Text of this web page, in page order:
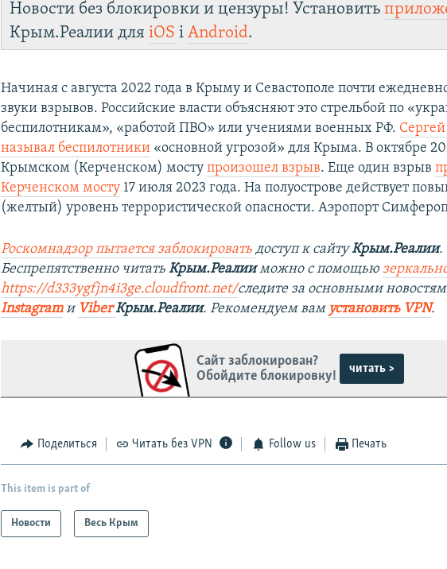
Новости без блокировки и цензуры! Установить
Крым.Реалии дляiOS іAndroid.
Начиная с августа 2022 года в Крыму и Севастополе почти
звуки взрывов. Российские власти объясняют это стрельбой по
беспилотникам», «работой ПВО» или учениями военных РФ.
называл беспилотники «основной угрозой» для Крыма. В октябре
Крымском (Керченском) моступроизошел взрыв. Еще один взрыв
Керченском мосту 17 июля 2023 года. На полуострове действует
(желтый) уровень террористической опасности. Аэропорт
Роскомнадзор пытается заблокировать доступ к сайтуКрым.Реалии.
Беспрепятственно читатьКрым.Реалииможно с помощью
https://d333ygfjn4i3ge.cloudfront.net/следите за основными
Instagramи Viber Крым.Реалии. Рекомендуем вам установить VPN.
Сайт заблокирован?
Обойдите блокировку!
читать >
Поделиться Читать без VPN Follow us Печать
This item is part of
Новости Весь Крым